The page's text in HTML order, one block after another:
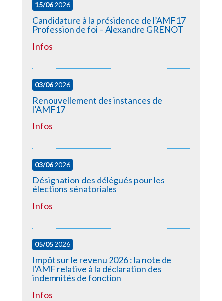
15/062026
Candidature à la présidence de l’AMF17
Profession de foi – Alexandre GRENOT
Infos
03/062026
Renouvellement des instances de
l’AMF17
Infos
03/062026
Désignation des délégués pour les
élections sénatoriales
Infos
05/052026
Impôt sur le revenu 2026 : la note de
l’AMF relative à la déclaration des
indemnités de fonction
Infos